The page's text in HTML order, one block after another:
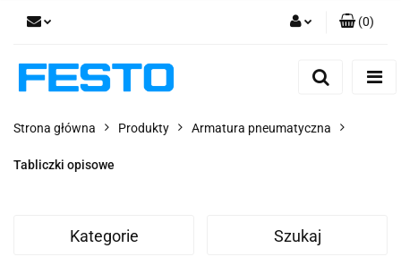
Dodaj zgłoszenie
(0)
Strona główna Produkty Armatura pneumatyczna
Tabliczki opisowe
Kategorie Szukaj